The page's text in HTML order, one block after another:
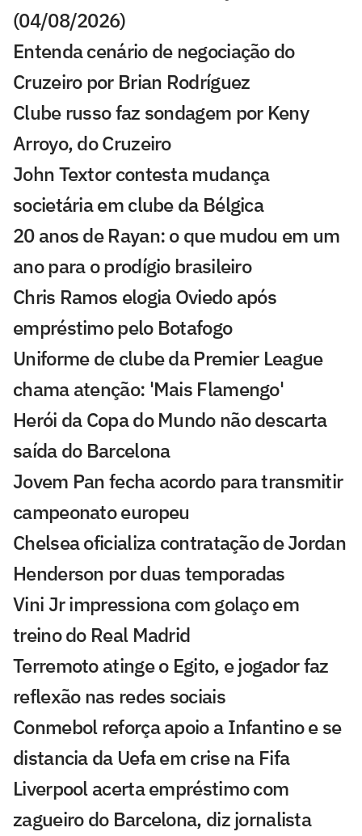
(04/08/2026)
Entenda cenário de negociação do
Cruzeiro por Brian Rodríguez
Clube russo faz sondagem por Keny
Arroyo, do Cruzeiro
John Textor contesta mudança
societária em clube da Bélgica
20 anos de Rayan: o que mudou em um
ano para o prodígio brasileiro
Chris Ramos elogia Oviedo após
empréstimo pelo Botafogo
Uniforme de clube da Premier League
chama atenção: 'Mais Flamengo'
Herói da Copa do Mundo não descarta
saída do Barcelona
Jovem Pan fecha acordo para transmitir
campeonato europeu
Chelsea oficializa contratação de Jordan
Henderson por duas temporadas
Vini Jr impressiona com golaço em
treino do Real Madrid
Terremoto atinge o Egito, e jogador faz
reflexão nas redes sociais
Conmebol reforça apoio a Infantino e se
distancia da Uefa em crise na Fifa
Liverpool acerta empréstimo com
zagueiro do Barcelona, diz jornalista